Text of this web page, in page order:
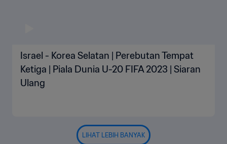
Israel - Korea Selatan | Perebutan Tempat
Ketiga | Piala Dunia U-20 FIFA 2023 | Siaran
Ulang
LIHAT LEBIH BANYAK